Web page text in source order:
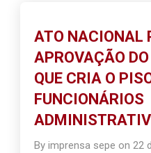
ATO NACIONAL
APROVAÇÃO
QUE CRIA O
FUNCIONÁRIOS
Byimprensa sepe on22